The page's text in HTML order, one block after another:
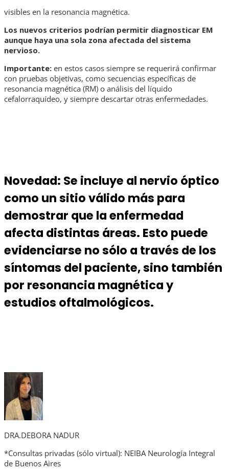
visibles en la resonancia magnética.
Los nuevos criterios podrían permitir diagnosticar EM
aunque haya una sola zona afectada del sistema
nervioso.
Importante: en estos casos siempre se requerirá confirmar
con pruebas objetivas, como secuencias específicas de
resonancia magnética (RM) o análisis del líquido
cefalorraquídeo, y siempre descartar otras enfermedades.
Novedad: Se incluye al nervio óptico
como un sitio válido más para
demostrar que la enfermedad
afecta distintas áreas. Esto puede
evidenciarse no sólo a través de los
síntomas del paciente, sino también
por resonancia magnética y
estudios oftalmológicos.
DRA.DEBORA NADUR
*Consultas privadas (sólo virtual): NEIBA Neurología Integral
de Buenos Aires